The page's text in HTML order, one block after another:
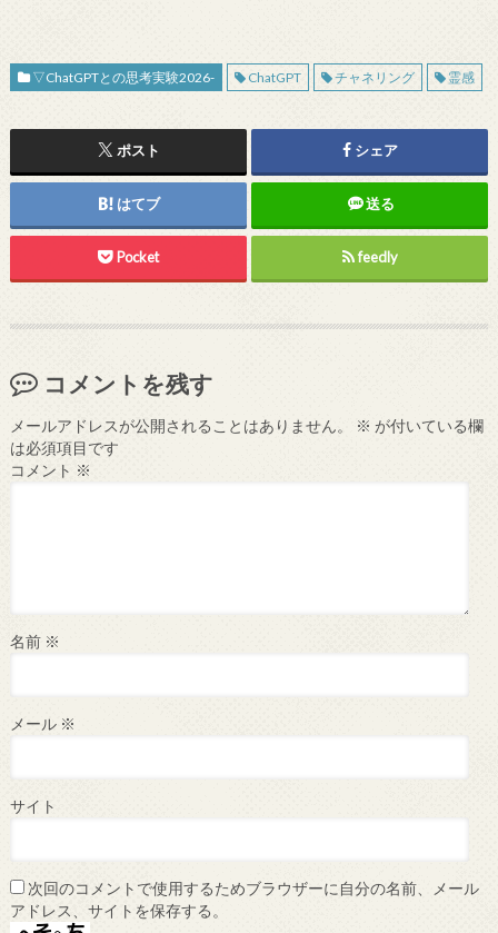
▽ChatGPTとの思考実験2026- ChatGPT チャネリング 霊感
ポスト シェア
はてブ 送る
Pocket feedly
コメントを残す
メールアドレスが公開されることはありません。 ※ が付いている欄
は必須項目です
コメント ※
名前 ※
メール ※
サイト
次回のコメントで使用するためブラウザーに自分の名前、メール
アドレス、サイトを保存する。